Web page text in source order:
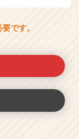
です。